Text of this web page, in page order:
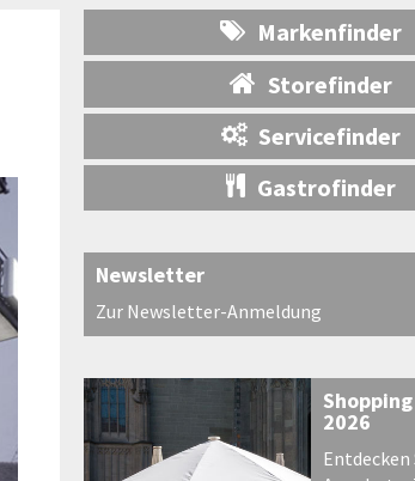
Markenfinder
Storefinder
Servicefinder
Gastrofinder
Newsletter
Zur Newsletter-Anmeldung
2026
Entdecken